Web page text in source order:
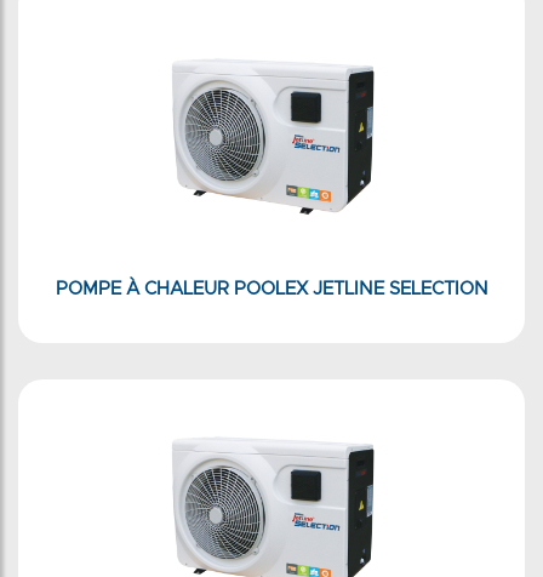
POMPE À CHALEUR POOLEX JETLINE SELECTION